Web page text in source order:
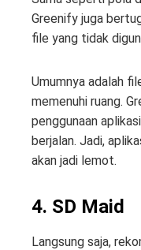
Greenify juga
file yang tidak
Umumnya adalah
memenuhi ruang.
penggunaan
berjalan. Jadi,
akan jadi lemot.
4. SD Maid
Langsung saja,